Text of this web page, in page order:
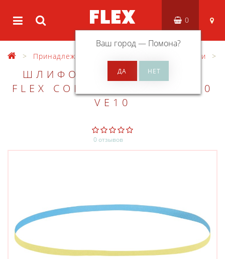
Ваш город — Помона?
0
Принадлежности Разные принадлежности
ШЛИФОВАЛЬНАЯ ЛЕНТА
FLEX CORU 533X9 CR-P120
VE10
0 отзывов